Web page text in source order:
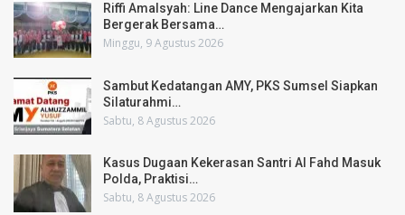
Riffi Amalsyah: Line Dance Mengajarkan Kita
Bergerak Bersama…
Minggu, 9 Agustus 2026
Sambut Kedatangan AMY, PKS Sumsel Siapkan
Silaturahmi…
Sabtu, 8 Agustus 2026
Kasus Dugaan Kekerasan Santri Al Fahd Masuk
Polda, Praktisi…
Sabtu, 8 Agustus 2026